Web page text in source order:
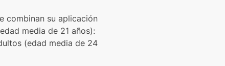
combinan su aplicación
media de 21 años):
(edad media de 24